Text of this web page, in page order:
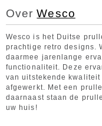
OverWesco
Wesco is het Duitse
prachtige retro designs.
daarmee jarenlange
functionaliteit. Deze
van uitstekende
afgewerkt. Met een
daarnaast staan de
uw huis!